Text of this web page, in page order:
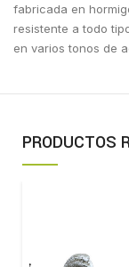
fabricada en
resistente a todo
en varios tonos de
PRODUCTOS